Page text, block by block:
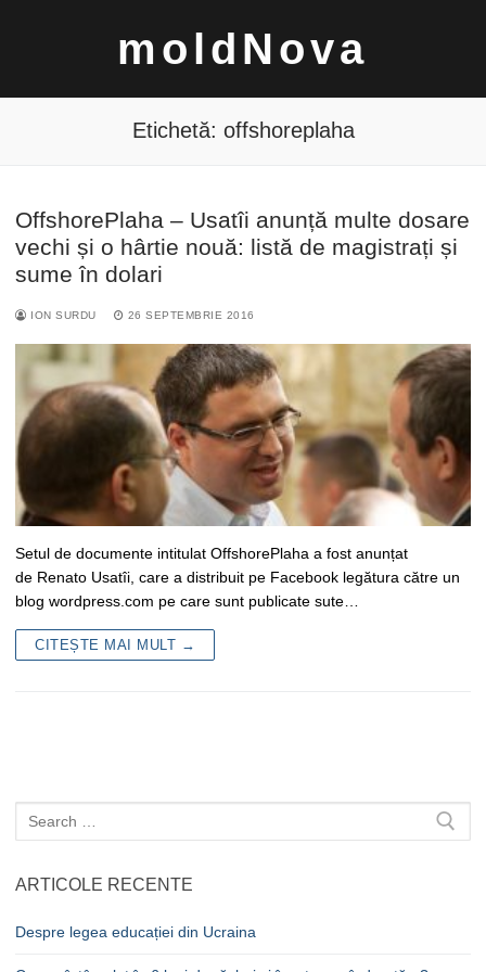
moldNova
Caută
Etichetă: offshoreplaha
OffshorePlaha – Usatîi anunță multe dosare
vechi și o hârtie nouă: listă de magistrați și
sume în dolari
ION SURDU 26 SEPTEMBRIE 2016
Setul de documente intitulat OffshorePlaha a fost anunțat
de Renato Usatîi, care a distribuit pe Facebook legătura către un
blog wordpress.com pe care sunt publicate sute…
CITEȘTE MAI MULT →
Caută
după:
ARTICOLE RECENTE
Despre legea educației din Ucraina